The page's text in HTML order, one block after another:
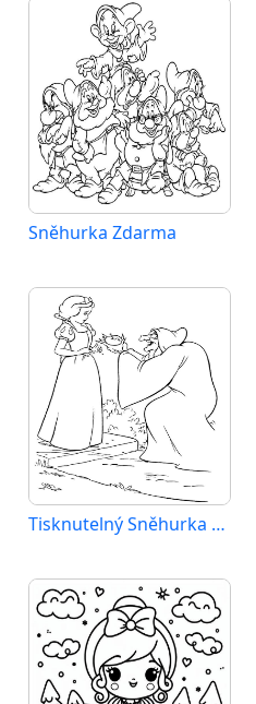
Sněhurka Zdarma
Tisknutelný Sněhurka Obrázek pro Děti